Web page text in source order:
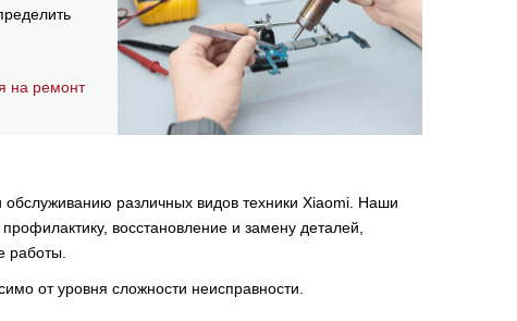
на ремонт
различных видов техники Xiaomi. Наши
восстановление и замену деталей,
работы.
от уровня сложности неисправности.